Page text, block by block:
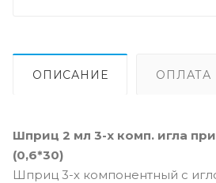
ОПИСАНИЕ ОПЛАТА
Шприц 2 мл 3-х комп. игла
(0,6*30)
Шприц 3-х компонентный с